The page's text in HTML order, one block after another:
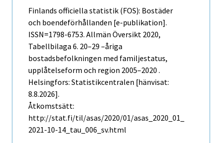
Finlands officiella statistik (FOS): Bostäder
och boendeförhållanden [e-publikation].
ISSN=1798-6753. Allmän Översikt 2020,
Tabellbilaga 6. 20–29 –åriga
bostadsbefolkningen med familjestatus,
upplåtelseform och region 2005–2020 .
Helsingfors: Statistikcentralen [hänvisat:
8.8.2026].
Åtkomstsätt:
http://stat.fi/til/asas/2020/01/asas_2020_01_
2021-10-14_tau_006_sv.html